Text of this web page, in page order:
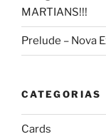
MARTIANS!!!
Prelude – Nova
CATEGORIAS
Cards